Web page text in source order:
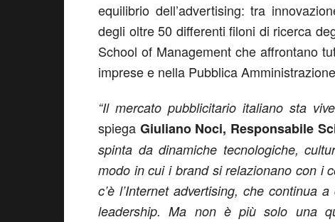
equilibrio dell’advertising: tra
degli oltre 50 differenti filoni di ricerca
School of Management che affrontano
imprese e nella Pubblica
“Il mercato pubblicitario italiano sta
spiega Giuliano Noci, Responsabile
spinta da dinamiche tecnologiche,
modo in cui i brand si relazionano con i
c’è l’Internet advertising, che continua
leadership. Ma non è più solo una